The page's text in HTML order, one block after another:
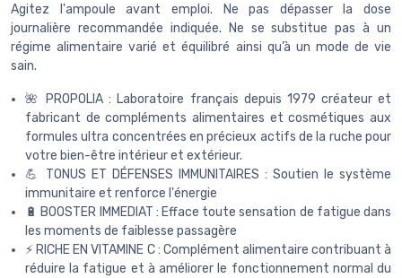
Agitez l'ampoule avant emploi. Ne pas dépasser la dose
journalière recommandée indiquée. Ne se substitue pas à un
régime alimentaire varié et équilibré ainsi qu’à un mode de vie
sain.
🌺 PROPOLIA : Laboratoire français depuis 1979 créateur et
fabricant de compléments alimentaires et cosmétiques aux
formules ultra concentrées en précieux actifs de la ruche pour
votre bien-être intérieur et extérieur.
💪 TONUS ET DÉFENSES IMMUNITAIRES : Soutien le système
immunitaire et renforce l'énergie
🔋 BOOSTER IMMEDIAT : Efface toute sensation de fatigue dans
les moments de faiblesse passagère
⚡ RICHE EN VITAMINE C : Complément alimentaire contribuant à
réduire la fatigue et à améliorer le fonctionnement normal du